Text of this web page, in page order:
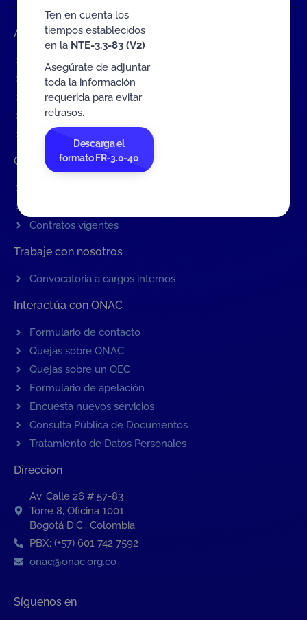
Accesos rápidos
Tarifas MIT
Servicios de ONAC
Acredítate con ONAC
Documentos
Contratación de Bienes y Servicios
Contratos vigentes
Trabaje con nosotros
Convocatoria a cargos internos
Interactúa con ONAC
Formulario de contacto
Quejas sobre ONAC
Quejas sobre un OEC
Formulario de apelación
Encuesta nuevos servicios
Consulta Pública de Documentos
Tratamiento de Datos Personales
Dirección
Av. Calle 26 # 57-83
Torre 8, Oficina 1001
Bogotá D.C., Colombia
PBX: (+57) 601 742 7592
onac@onac.org.co
Síguenos en
Ten en cuenta los
tiempos establecidos
en la NTE-3.3-83 (V2)
Asegúrate de adjuntar
toda la información
requerida para evitar
retrasos.
Descarga el
formato FR-3.0-40